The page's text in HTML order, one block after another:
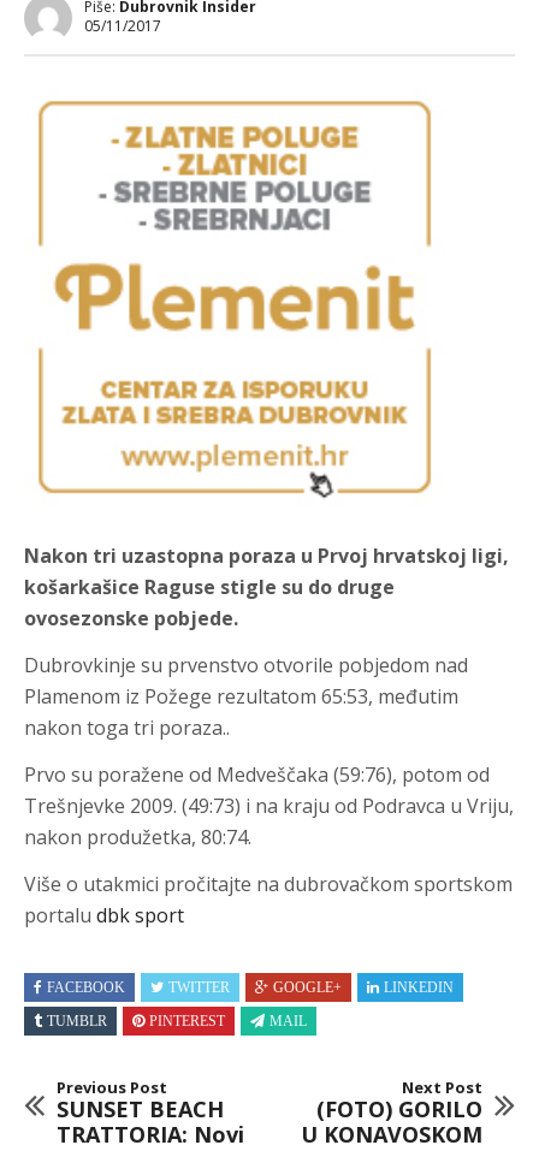
Piše: Dubrovnik Insider
05/11/2017
Nakon tri uzastopna poraza u Prvoj hrvatskoj ligi,
košarkašice Raguse stigle su do druge
ovosezonske pobjede.
Dubrovkinje su prvenstvo otvorile pobjedom nad
Plamenom iz Požege rezultatom 65:53, međutim
nakon toga tri poraza..
Prvo su poražene od Medveščaka (59:76), potom od
Trešnjevke 2009. (49:73) i na kraju od Podravca u Vriju,
nakon produžetka, 80:74.
Više o utakmici pročitajte na dubrovačkom sportskom
portalu dbk sport
FACEBOOK TWITTER GOOGLE+
LINKEDIN
TUMBLR
PINTEREST MAIL
Previous Post
SUNSET BEACH
TRATTORIA: Novi
Next Post
(FOTO) GORILO
U KONAVOSKOM